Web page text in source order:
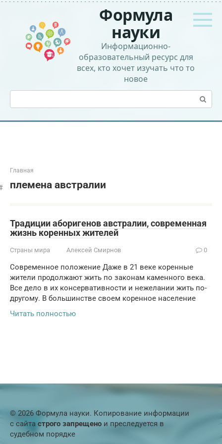
Перейти
контенту
Формула
науки
Информационно-
образовательный ресурс для
всех, кто хочет изучать что то
новое
Поиск:
Главная
племена австралии
Традиции аборигенов австралии, современная
жизнь коренных жителей
Страны мира Алексей Смирнов 0
Современное положение Даже в 21 веке коренные
жители продолжают жить по законам каменного века.
Все дело в их консервативности и нежелании жить по-
другому. В большинстве своем коренное население
Читать полностью
© 2026 Формула науки. Копирование информации
с сайта строго запрещено и преследуется в
судебном порядке